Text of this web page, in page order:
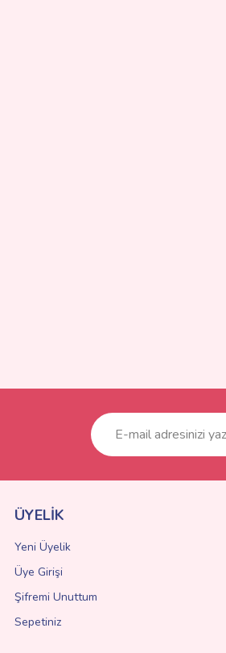
ÜYELİK
Yeni Üyelik
Üye Girişi
Şifremi Unuttum
Sepetiniz